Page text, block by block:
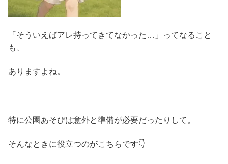
「そういえばアレ持ってきてなかった…」ってなること
も、
ありますよね。
特に公園あそびは意外と準備が必要だったりして。
そんなときに役立つのがこちらです👇